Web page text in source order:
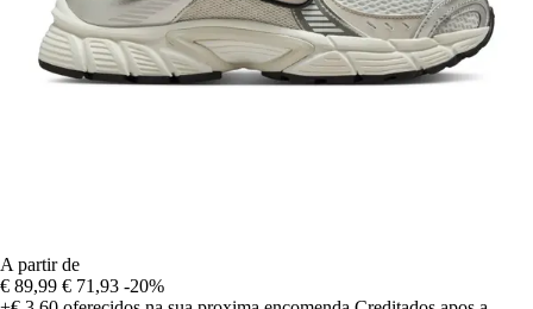
A partir de
€ 89,99 € 71,93 -20%